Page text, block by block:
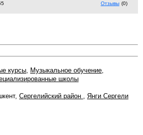
Отзывы (0)
курсы, Музыкальное обучение,
школы
Сергелийский район , Янги Сергели